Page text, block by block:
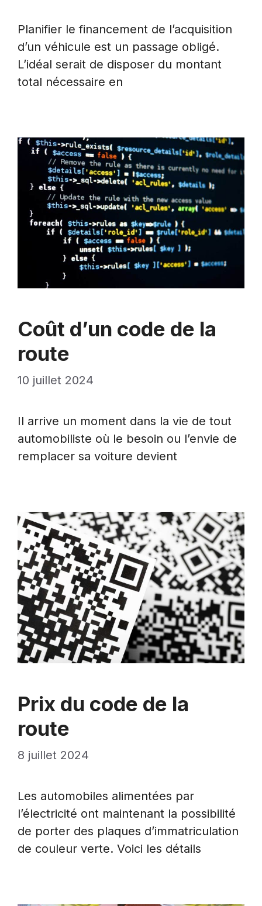
Planifier le financement de l’acquisition
d’un véhicule est un passage obligé.
L’idéal serait de disposer du montant
total nécessaire en
Coût d’un code de la
route
10 juillet 2024
Il arrive un moment dans la vie de tout
automobiliste où le besoin ou l’envie de
remplacer sa voiture devient
Prix du code de la
route
8 juillet 2024
Les automobiles alimentées par
l’électricité ont maintenant la possibilité
de porter des plaques d’immatriculation
de couleur verte. Voici les détails